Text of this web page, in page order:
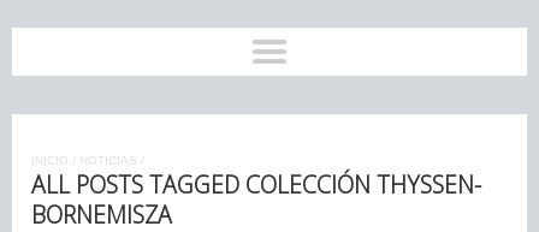
INICIO / NOTICIAS /
ALL POSTS TAGGED COLECCIÓN THYSSEN-
BORNEMISZA